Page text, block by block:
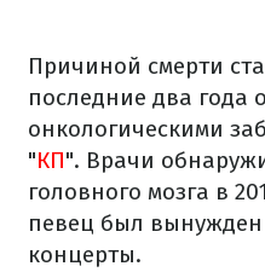
Причиной смерти
последние два года
онкологическими
"КП". Врачи
головного мозга в
певец был вынужден
концерты.